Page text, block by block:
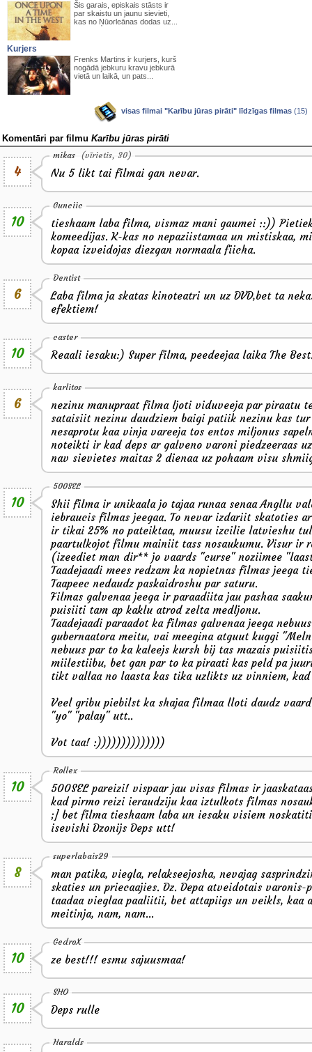
Šis garais, episkais stāsts ir
par skaistu un jaunu sievieti,
kas no Ņūorleānas dodas uz...
Kurjers
Frenks Martins ir kurjers, kurš
nogādā jebkuru kravu jebkurā
vietā un laikā, un pats...
visas filmai "Karību jūras pirāti" līdzīgas filmas (15)
Komentāri par filmu Karību jūras pirāti
4
mikas (vīrietis, 30)
Nu 5 likt tai filmai gan nevar.
10
Gunciic
tieshaam laba filma, vismaz mani gaumei ::))
komeedijas. K-kas no nepaziistamaa un mistiskaa,
kopaa izveidojas diezgan normaala fiicha.
6
Dentist
Laba filma ja skatas kinoteatri un uz DVD,bet ta
efektiem!
10
caster
Reaali iesaku:) Super filma, peedeejaa laika The
6
karlitos
nezinu manupraat filma ljoti viduveeja par piraatu
sataisiit nezinu daudziem baigi patiik nezinu kas
nesaprotu kaa vinja vareeja tos entos miljonus
noteikti ir kad deps ar galveno varoni piedzeeraas
nav sievietes maitas 2 dienaa uz pohaam visu
10
500SEL
Shii filma ir unikaala jo tajaa runaa senaa Angllu
iebraucis filmas jeegaa. To nevar izdariit skatoties
ir tikai 25% no pateiktaa, muusu izcilie latvieshu
paartulkojot filmu mainiit tass nosaukumu. Visur ir
(izeediet man dir** jo vaards "curse" noziimee
Taadejaadi mees redzam ka nopietnas filmas jeega
Taapeec nedaudz paskaidroshu par saturu.
Filmas galvenaa jeega ir paraadiita jau pashaa
puisiiti tam ap kaklu atrod zelta medljonu.
Taadejaadi paraadot ka filmas galvenaa jeega
gubernaatora meitu, vai meegina atguut kuggi
nebuus par to ka kaleejs kursh bij tas mazais
miilestiibu, bet gan par to ka piraati kas peld pa
tikt vallaa no laasta kas tika uzlikts uz vinniem,
Veel gribu piebilst ka shajaa filmaa lloti daudz
"yo" "palay" utt..
Vot taa! :))))))))))))))
10
Rollex
500SEL pareizi! vispaar jau visas filmas ir
kad pirmo reizi ieraudziju kaa iztulkots filmas
;] bet filma tieshaam laba un iesaku visiem
isevishi Dzonijs Deps utt!
8
superlabais29
man patika, viegla, relakseejosha, nevajag
skaties un priecaajies. Dz. Depa atveidotais
taadaa vieglaa paaliitii, bet attapiigs un veikls, kaa
meitinja, nam, nam...
10
GedroX
ze best!!! esmu sajuusmaa!
10
SHO
Deps rulle
Haralds